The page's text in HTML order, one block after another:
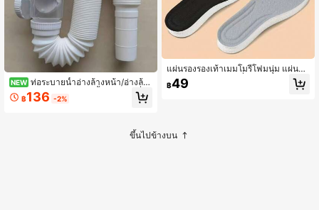
NEW ท่อระบายน้ำอ่างล้างหน้า/อ่างล้าง
จานแบบแนวนอน/แนวตั้ง ป้องกันกลิ่น
- พลาสติกทนทานคุณภาพสูง ติดตั้งที่ผ
ควบคุมกลิ่นระบายน้ำอย่างมีประสิทธิภ
฿136 -2%
แผ่นรองรองเท้าเมมโมรี่โฟมนุ่ม แผ่นรอ
งรองเท้ากีฬาสำหรับวิ่ง เดิน รองเท้าผ้าใ
บ ซับแรงกระแทก ระบายอากาศได้ แผ่
฿49
ขึ้นไปข้างบน